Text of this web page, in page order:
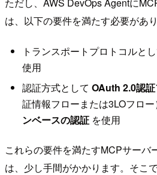
は、以下の要件を満たす必要があり
トランスポートプロトコルと
使用
認証方式として OAuth 2.0認
証情報フローまたは3LOフロ
ンベースの認証を使用
これらの要件を満たすMCPサーバ
は、少し手間がかかります。そこ